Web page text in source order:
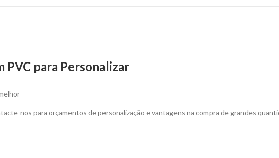
PVC para Personalizar
nos para orçamentos de personalização e vantagens na compra de grandes